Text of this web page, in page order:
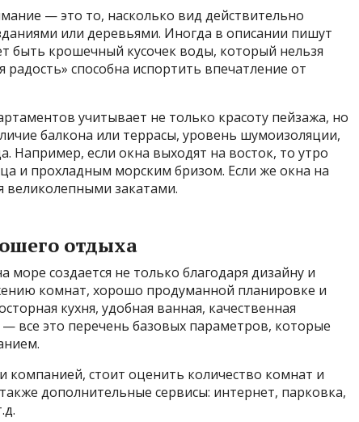
— это то, насколько вид действительно
или деревьями. Иногда в описании пишут
быть крошечный кусочек воды, который нельзя
способна испортить впечатление от
учитывает не только красоту пейзажа, но
балкона или террасы, уровень шумоизоляции,
Например, если окна выходят на восток, то утро
и прохладным морским бризом. Если же окна на
великолепными закатами.
отдыха
создается не только благодаря дизайну и
комнат, хорошо продуманной планировке и
кухня, удобная ванная, качественная
все это перечень базовых параметров, которые
компанией, стоит оценить количество комнат и
дополнительные сервисы: интернет, парковка,